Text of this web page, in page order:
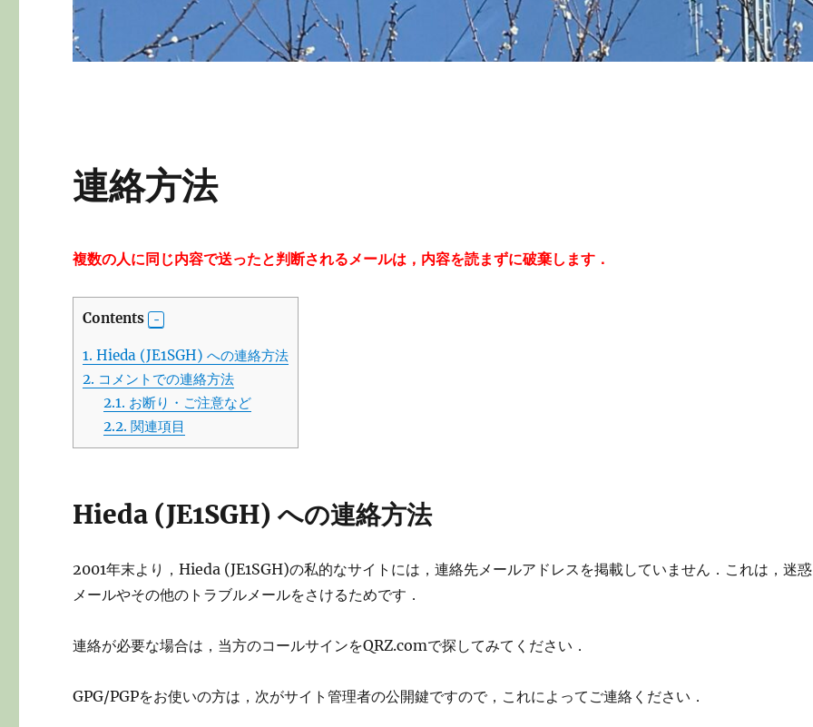
連絡方法
複数の人に同じ内容で送ったと判断されるメールは，内容を読まずに破棄します．
Contents
1. Hieda (JE1SGH) への連絡方法
2. コメントでの連絡方法
2.1. お断り・ご注意など
2.2. 関連項目
Hieda (JE1SGH) への連絡方法
2001年末より，Hieda (JE1SGH)の私的なサイトには，連絡先メールアドレスを掲載していません．これは，迷惑
メールやその他のトラブルメールをさけるためです．
連絡が必要な場合は，当方のコールサインをQRZ.comで探してみてください．
GPG/PGPをお使いの方は，次がサイト管理者の公開鍵ですので，これによってご連絡ください．